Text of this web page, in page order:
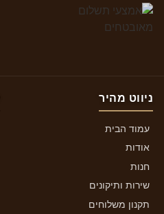
ניווט מהיר
עמוד הבית
אודות
חנות
שירות ותיקונים
תקנון משלוחים